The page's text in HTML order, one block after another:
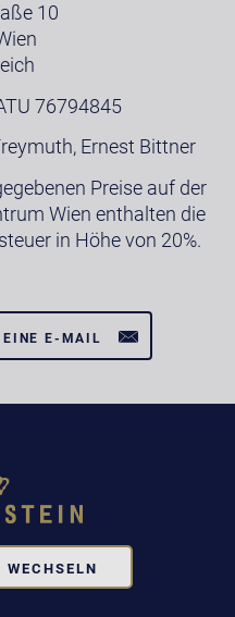
10
76794845
Ernest Bittner
Preise auf der
Wien enthalten die
in Höhe von 20%.
EINE E-MAIL
WECHSELN